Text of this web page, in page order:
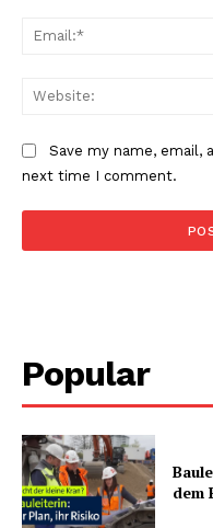
Save my name, email,
next time I comment.
Popular
dem